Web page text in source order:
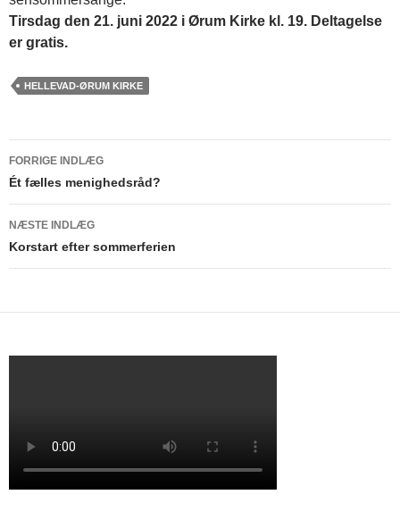
Tirsdag den 21. juni 2022 i Ørum Kirke kl. 19. Deltagelse
er gratis.
HELLEVAD-ØRUM KIRKE
Indlægsnavigation
FORRIGE INDLÆG
Ét fælles menighedsråd?
NÆSTE INDLÆG
Korstart efter sommerferien